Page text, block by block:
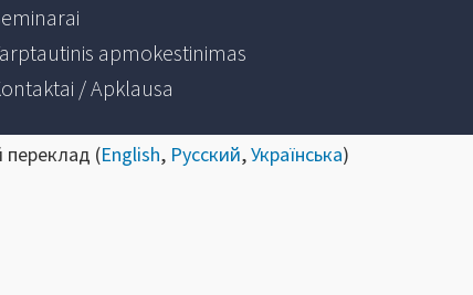
apmokestinimas
/ Apklausa
(English, Русский,Українська)